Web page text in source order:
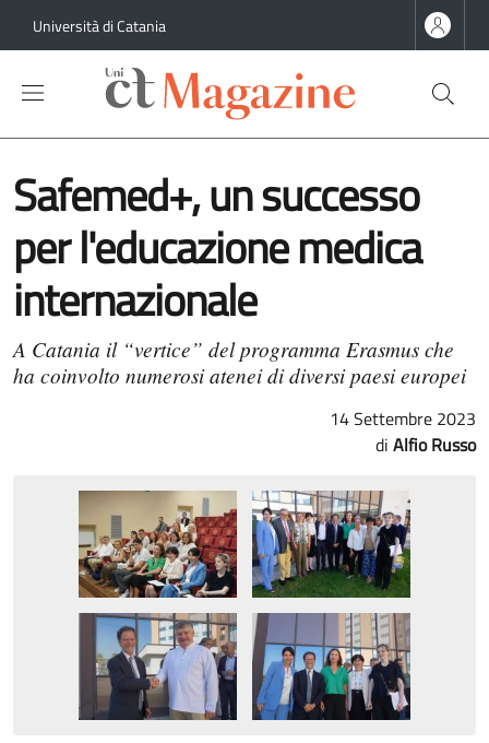
Università di Catania
Safemed+, un successo
per l'educazione medica
internazionale
A Catania il “vertice” del programma Erasmus che
ha coinvolto numerosi atenei di diversi paesi europei
14 Settembre 2023
Alfio Russo